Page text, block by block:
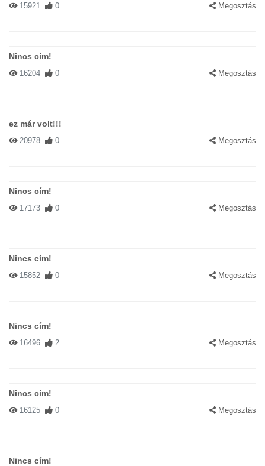
15921 0 Megosztás
Nincs cím!
16204 0 Megosztás
ez már volt!!!
20978 0 Megosztás
Nincs cím!
17173 0 Megosztás
Nincs cím!
15852 0 Megosztás
Nincs cím!
16496 2 Megosztás
Nincs cím!
16125 0 Megosztás
Nincs cím!